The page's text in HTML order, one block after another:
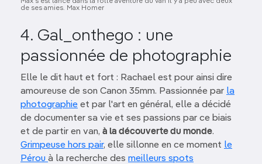
de ses amies. Max Homer
4. Gal_onthego : une
passionnée de photographie
Elle le dit haut et fort : Rachael est pour ainsi dire
amoureuse de son Canon 35mm. Passionnée par la
photographie et par l'art en général, elle a décidé
de documenter sa vie et ses passions par ce biais
et de partir en van, à la découverte du monde.
Grimpeuse hors pair, elle sillonne en ce moment le
Pérou à la recherche des meilleurs spots